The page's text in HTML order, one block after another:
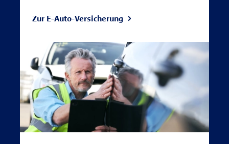
Zur E-Auto-Versicherung